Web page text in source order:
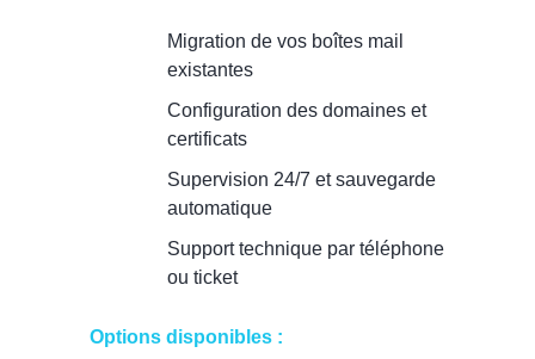
Migration de vos boîtes mail
existantes
Configuration des domaines et
certificats
Supervision 24/7 et sauvegarde
automatique
Support technique par téléphone
ou ticket
Options disponibles :